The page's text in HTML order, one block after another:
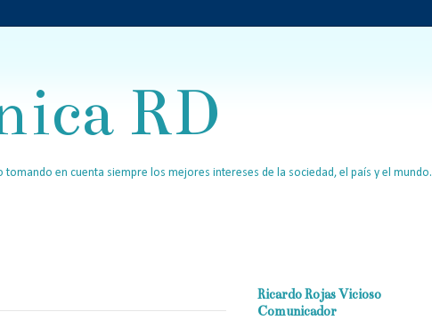
RD
en cuenta siempre los mejores intereses de la sociedad, el país y el mundo.
Ricardo Rojas Vicioso
Comunicador